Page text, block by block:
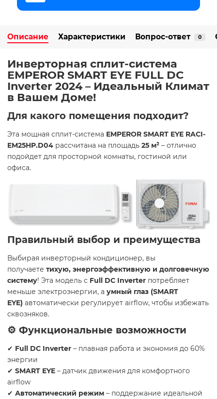
Описание Характеристики Вопрос-ответ 0
Инверторная сплит-система
EMPEROR SMART EYE FULL DC
Inverter 2024 – Идеальный Климат
в Вашем Доме!
Для какого помещения подходит?
Эта мощная сплит-система EMPEROR SMART EYE RACI-
EM25HP.D04 рассчитана на площадь 25 м² – отлично
подойдет для просторной комнаты, гостиной или
офиса.
Правильный выбор и преимущества
Выбирая инверторный кондиционер, вы
получаете тихую, энергоэффективную и долговечную
систему! Эта модель с Full DC Inverter потребляет
меньше электроэнергии, а умный глаз (SMART
EYE) автоматически регулирует airflow, чтобы избежать
сквозняков.
⚙️ Функциональные возможности
✔ Full DC Inverter – плавная работа и экономия до 60%
энергии
✔ SMART EYE – датчик движения для комфортного
airflow
✔ Автоматический режим – поддержание идеальной